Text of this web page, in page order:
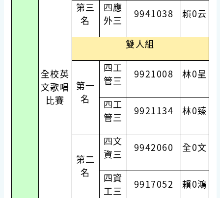
全校英
文歌唱
比賽
第三
名
四應
外三
9941038 賴0云
雙人組
第一
名
四工
管三
9921008 林0呈
四工
管三
9921134 林0臻
第二
名
四文
資三
9942060 全0文
四資
工三
9917052 賴0鴻